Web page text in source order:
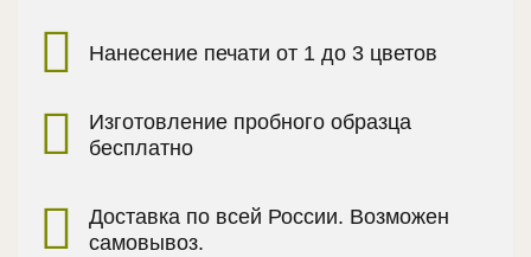
Нанесение печати от 1 до 3 цветов
Изготовление пробного образца
бесплатно
Доставка по всей России. Возможен
самовывоз.